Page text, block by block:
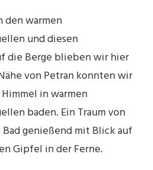
den warmen
und diesen
die Berge blieben wir hier
von Petran konnten wir
in warmen
baden. Ein Traum von
genießend mit Blick auf
Gipfel in der Ferne.